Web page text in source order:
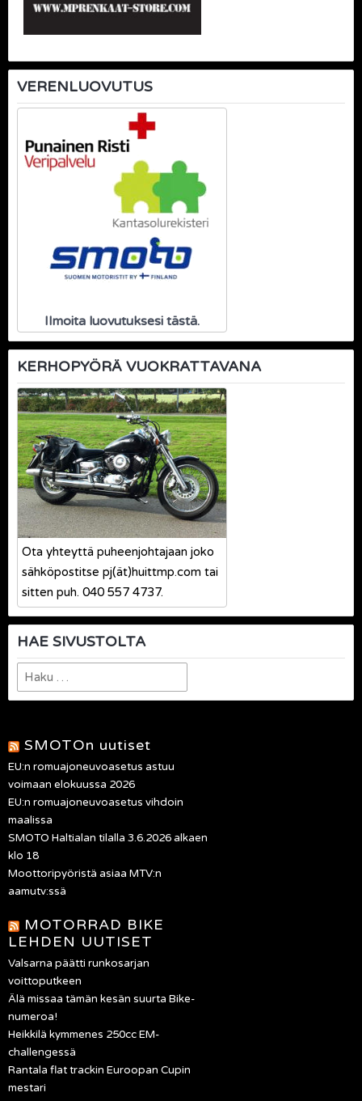
VERENLUOVUTUS
Ilmoita luovutuksesi tästä.
KERHOPYÖRÄ VUOKRATTAVANA
Ota yhteyttä puheenjohtajaan joko
sähköpostitse pj(ät)huittmp.com tai
sitten puh. 040 557 4737.
HAE SIVUSTOLTA
Haku:
SMOTOn uutiset
EU:n romuajoneuvoasetus astuu
voimaan elokuussa 2026
EU:n romuajoneuvoasetus vihdoin
maalissa
SMOTO Haltialan tilalla 3.6.2026 alkaen
klo 18
Moottoripyöristä asiaa MTV:n
aamutv:ssä
MOTORRAD BIKE
LEHDEN UUTISET
Valsarna päätti runkosarjan
voittoputkeen
Älä missaa tämän kesän suurta Bike-
numeroa!
Heikkilä kymmenes 250cc EM-
challengessä
Rantala flat trackin Euroopan Cupin
mestari